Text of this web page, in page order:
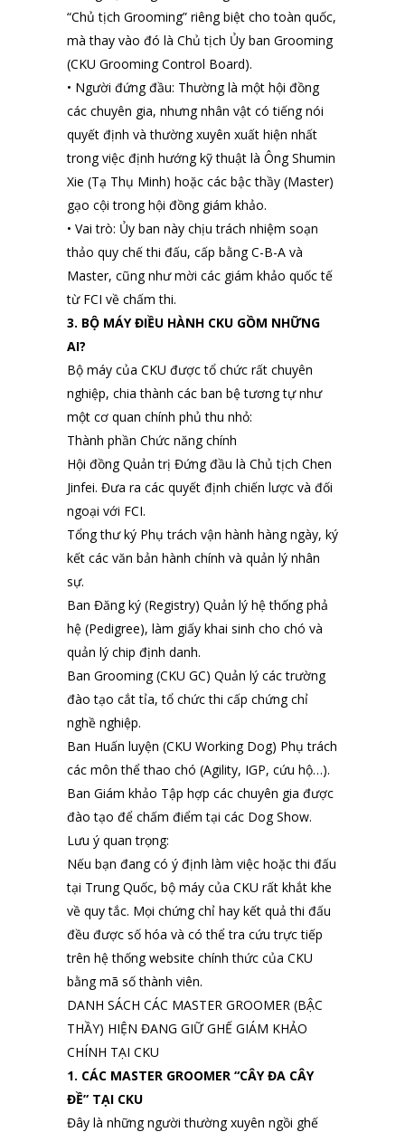
“Chủ tịch Grooming” riêng biệt cho toàn quốc,
mà thay vào đó là Chủ tịch Ủy ban Grooming
(CKU Grooming Control Board).
• Người đứng đầu: Thường là một hội đồng
các chuyên gia, nhưng nhân vật có tiếng nói
quyết định và thường xuyên xuất hiện nhất
trong việc định hướng kỹ thuật là Ông Shumin
Xie (Tạ Thụ Minh) hoặc các bậc thầy (Master)
gạo cội trong hội đồng giám khảo.
• Vai trò: Ủy ban này chịu trách nhiệm soạn
thảo quy chế thi đấu, cấp bằng C-B-A và
Master, cũng như mời các giám khảo quốc tế
từ FCI về chấm thi.
3. BỘ MÁY ĐIỀU HÀNH CKU GỒM NHỮNG
AI?
Bộ máy của CKU được tổ chức rất chuyên
nghiệp, chia thành các ban bệ tương tự như
một cơ quan chính phủ thu nhỏ:
Thành phần Chức năng chính
Hội đồng Quản trị Đứng đầu là Chủ tịch Chen
Jinfei. Đưa ra các quyết định chiến lược và đối
ngoại với FCI.
Tổng thư ký Phụ trách vận hành hàng ngày, ký
kết các văn bản hành chính và quản lý nhân
sự.
Ban Đăng ký (Registry) Quản lý hệ thống phả
hệ (Pedigree), làm giấy khai sinh cho chó và
quản lý chip định danh.
Ban Grooming (CKU GC) Quản lý các trường
đào tạo cắt tỉa, tổ chức thi cấp chứng chỉ
nghề nghiệp.
Ban Huấn luyện (CKU Working Dog) Phụ trách
các môn thể thao chó (Agility, IGP, cứu hộ…).
Ban Giám khảo Tập hợp các chuyên gia được
đào tạo để chấm điểm tại các Dog Show.
Lưu ý quan trọng:
Nếu bạn đang có ý định làm việc hoặc thi đấu
tại Trung Quốc, bộ máy của CKU rất khắt khe
về quy tắc. Mọi chứng chỉ hay kết quả thi đấu
đều được số hóa và có thể tra cứu trực tiếp
trên hệ thống website chính thức của CKU
bằng mã số thành viên.
DANH SÁCH CÁC MASTER GROOMER (BẬC
THẦY) HIỆN ĐANG GIỮ GHẾ GIÁM KHẢO
CHÍNH TẠI CKU
1. CÁC MASTER GROOMER “CÂY ĐA CÂY
ĐỀ” TẠI CKU
Đây là những người thường xuyên ngồi ghế